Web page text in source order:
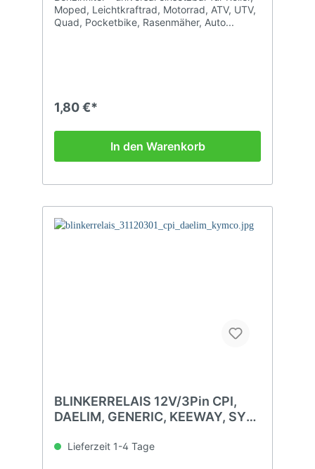
Moped, Leichtkraftrad, Motorrad, ATV, UTV,
Quad, Pocketbike, Rasenmäher, Auto...
1,80 €*
In den Warenkorb
BLINKERRELAIS 12V/3Pin CPI,
DAELIM, GENERIC, KEEWAY, SYM,
Lieferzeit 1-4 Tage